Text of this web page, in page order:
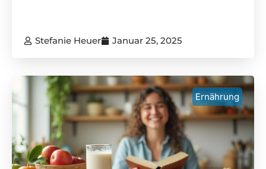
Stefanie Heuer Januar 25, 2025
Ernährung